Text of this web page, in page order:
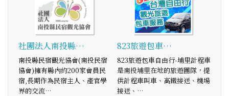
社團法人南投縣…
南投縣民宿觀光協會(南投民宿
協會)擁有縣內約200家會員民
宿,長期作為民宿主人、產官學
界的交流…
823旅遊包車…
823旅遊包車自由行-埔里計程車
是南投埔里在地的旅遊團隊，提
供計程車叫車、高鐵接送、機場
接送、…